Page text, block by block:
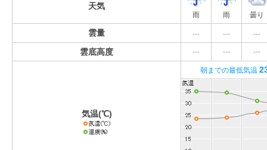
天気
雨 雨 曇り
雲量 --- --- ---
雲底高度 --- --- ---
気温(℃)
朝までの最低気温